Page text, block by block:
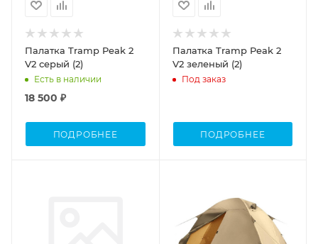
Палатка Tramp Peak 2
V2 серый (2)
Есть в наличии
18 500 ₽
ПОДРОБНЕЕ
Палатка Tramp Peak 2
V2 зеленый (2)
Под заказ
ПОДРОБНЕЕ